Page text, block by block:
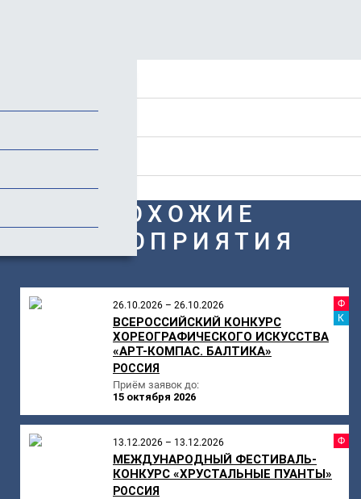
ПОХОЖИЕ
МЕРОПРИЯТИЯ
26.10.2026 – 26.10.2026
ВСЕРОССИЙСКИЙ КОНКУРС
ХОРЕОГРАФИЧЕСКОГО ИСКУССТВА
«АРТ-КОМПАС. БАЛТИКА»
РОССИЯ
Приём заявок до:
15 октября 2026
13.12.2026 – 13.12.2026
МЕЖДУНАРОДНЫЙ ФЕСТИВАЛЬ-
КОНКУРС «ХРУСТАЛЬНЫЕ ПУАНТЫ»
РОССИЯ